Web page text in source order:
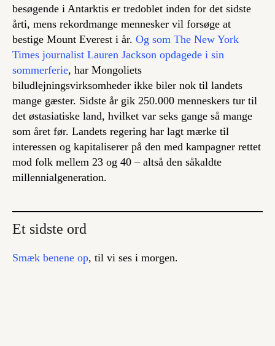
besøgende i Antarktis er tredoblet inden for det sidste
årti, mens rekordmange mennesker vil forsøge at
bestige Mount Everest i år. Og som The New York
Times journalist Lauren Jackson opdagede i sin
sommerferie, har Mongoliets
biludlejningsvirksomheder ikke biler nok til landets
mange gæster. Sidste år gik 250.000 menneskers tur til
det østasiatiske land, hvilket var seks gange så mange
som året før. Landets regering har lagt mærke til
interessen og kapitaliserer på den med kampagner rettet
mod folk mellem 23 og 40 – altså den såkaldte
millennialgeneration.
Et sidste ord
Smæk benene op, til vi ses i morgen.